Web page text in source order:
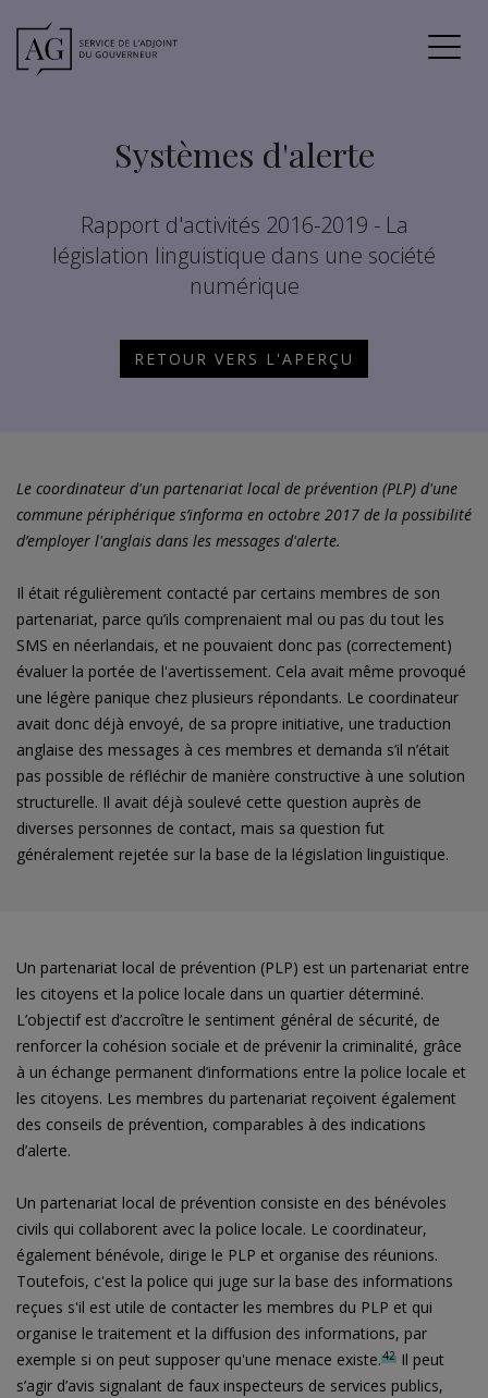
Systèmes d'alerte
Rapport d'activités 2016-2019 - La
législation linguistique dans une société
numérique
RETOUR VERS L'APERÇU
Le coordinateur d'un partenariat local de prévention (PLP) d'une
commune périphérique s’informa en octobre 2017 de la possibilité
d’employer l'anglais dans les messages d'alerte.
Il était régulièrement contacté par certains membres de son
partenariat, parce qu’ils comprenaient mal ou pas du tout les
SMS en néerlandais, et ne pouvaient donc pas (correctement)
évaluer la portée de l'avertissement. Cela avait même provoqué
une légère panique chez plusieurs répondants. Le coordinateur
avait donc déjà envoyé, de sa propre initiative, une traduction
anglaise des messages à ces membres et demanda s’il n’était
pas possible de réfléchir de manière constructive à une solution
structurelle. Il avait déjà soulevé cette question auprès de
diverses personnes de contact, mais sa question fut
généralement rejetée sur la base de la législation linguistique.
Un partenariat local de prévention (PLP) est un partenariat entre
les citoyens et la police locale dans un quartier déterminé.
L’objectif est d’accroître le sentiment général de sécurité, de
renforcer la cohésion sociale et de prévenir la criminalité, grâce
à un échange permanent d’informations entre la police locale et
les citoyens. Les membres du partenariat reçoivent également
des conseils de prévention, comparables à des indications
d’alerte.
Un partenariat local de prévention consiste en des bénévoles
civils qui collaborent avec la police locale. Le coordinateur,
également bénévole, dirige le PLP et organise des réunions.
Toutefois, c'est la police qui juge sur la base des informations
reçues s'il est utile de contacter les membres du PLP et qui
organise le traitement et la diffusion des informations, par
exemple si on peut supposer qu'une menace existe.42 Il peut
s’agir d’avis signalant de faux inspecteurs de services publics,